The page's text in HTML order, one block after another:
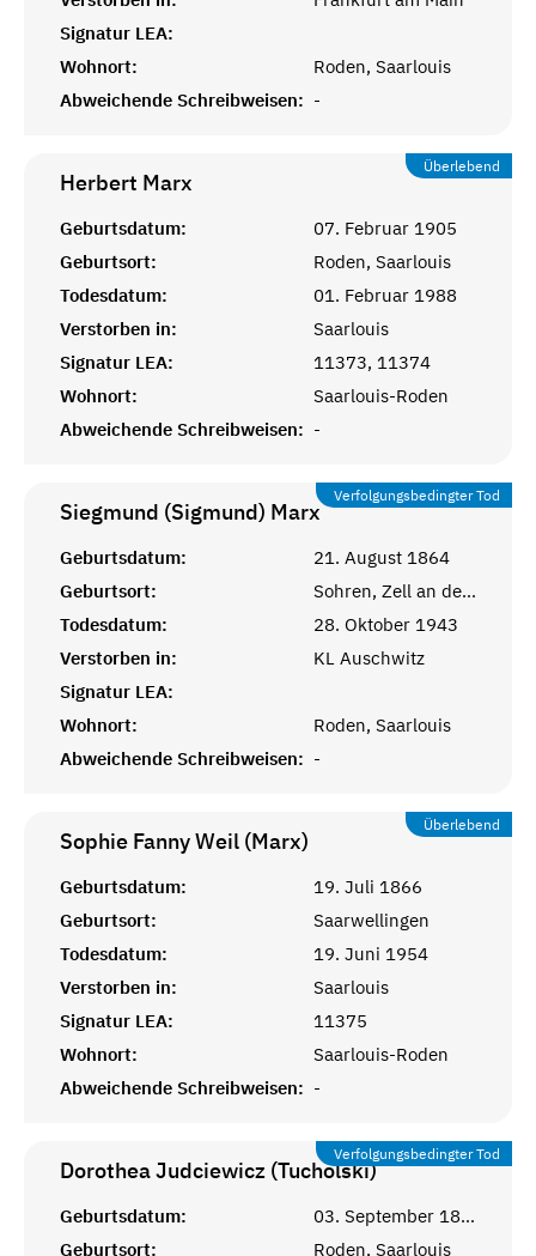
Signatur LEA:
Wohnort:
Roden, Saarlouis
Abweichende Schreibweisen: -
Überlebend
Herbert Marx
Geburtsdatum:
07. Februar 1905
Geburtsort:
Roden, Saarlouis
Todesdatum:
01. Februar 1988
Verstorben in:
Saarlouis
Signatur LEA:
11373, 11374
Wohnort:
Saarlouis-Roden
Abweichende Schreibweisen: -
Verfolgungsbedingter Tod
Siegmund (Sigmund) Marx
Geburtsdatum:
21. August 1864
Geburtsort:
Sohren, Zell an der Mosel
Todesdatum:
28. Oktober 1943
Verstorben in:
KL Auschwitz
Signatur LEA:
Wohnort:
Roden, Saarlouis
Abweichende Schreibweisen: -
Überlebend
Sophie Fanny Weil (Marx)
Geburtsdatum:
19. Juli 1866
Geburtsort:
Saarwellingen
Todesdatum:
19. Juni 1954
Verstorben in:
Saarlouis
Signatur LEA:
11375
Wohnort:
Saarlouis-Roden
Abweichende Schreibweisen: -
Verfolgungsbedingter Tod
Dorothea Judciewicz (Tucholski)
Geburtsdatum:
03. September 1895
Geburtsort:
Roden, Saarlouis